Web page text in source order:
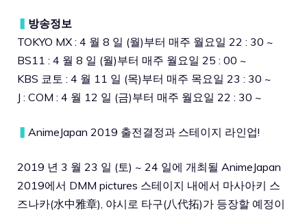
▍ 방송정보
TOKYO MX : 4 월 8 일 (월)부터 매주 월요일 22 : 30 ~
BS11 : 4 월 8 일 (월)부터 매주 월요일 25 : 00 ~
KBS 쿄토 : 4 월 11 일 (목)부터 매주 목요일 23 : 30 ~
J : COM : 4 월 12 일 (금)부터 매주 월요일 22 : 30 ~
▍ AnimeJapan 2019 출전결정과 스테이지 라인업!
2019 년 3 월 23 일 (토) ~ 24 일에 개최될 AnimeJapan
2019에서 DMM pictures 스테이지 내에서 마사아키 스
즈나카(水中雅章), 야시로 타구(八代拓)가 등장할 예정이